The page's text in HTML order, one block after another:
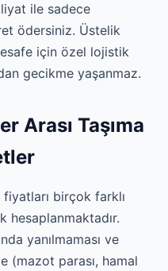
ile sadece
ödersiniz. Üstelik
için özel lojistik
gecikme yaşanmaz.
Arası Taşıma
birçok farklı
hesaplanmaktadır.
yanılmaması ve
(mazot parası, hamal